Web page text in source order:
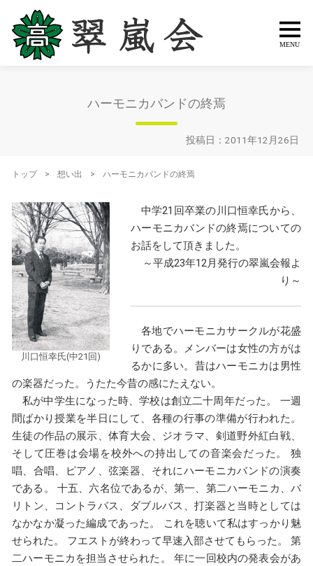
投稿日：2011年12月26日
ハーモニカバンドの終焉
トップ > 想い出 > ハーモニカバンドの終焉
川口恒幸氏(中21回)
中学21回卒業の川口恒幸氏から、
ハーモニカバンドの終焉についての
お話をして頂きました。
～平成23年12月発行の翠嵐会報よ
り～
各地でハーモニカサークルが花盛
りである。メンバーは女性の方がは
るかに多い。昔はハーモニカは男性
の楽器だった。うたた今昔の感にたえない。
私が中学生になった時、学校は創立二十周年だった。 一週
間ばかり授業を半日にして、各種の行事の準備が行われた。
生徒の作品の展示、体育大会、ジオラマ、剣道野外紅白戦、
そして圧巻は会場を校外への持出しての音楽会だった。 独
唱、合唱、ピアノ、弦楽器、それにハーモニカバンドの演奏
である。 十五、六名位であるが、第一、第二ハーモニカ、バ
リトン、コントラバス、ダブルバス、打楽器と当時としては
なかなか凝った編成であった。 これを聴いて私はすっかり魅
せられた。 フエストが終わって早速入部させてもらった。 第
二ハーモニカを担当させられた。 年に一回校内の発表会があ